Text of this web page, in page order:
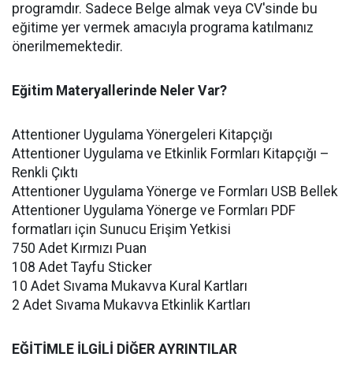
programdır. Sadece Belge almak veya CV'sinde bu
eğitime yer vermek amacıyla programa katılmanız
önerilmemektedir.
Eğitim Materyallerinde Neler Var?
Attentioner Uygulama Yönergeleri Kitapçığı
Attentioner Uygulama ve Etkinlik Formları Kitapçığı –
Renkli Çıktı
Attentioner Uygulama Yönerge ve Formları USB Bellek
Attentioner Uygulama Yönerge ve Formları PDF
formatları için Sunucu Erişim Yetkisi
750 Adet Kırmızı Puan
108 Adet Tayfu Sticker
10 Adet Sıvama Mukavva Kural Kartları
2 Adet Sıvama Mukavva Etkinlik Kartları
EĞİTİMLE İLGİLİ DİĞER AYRINTILAR